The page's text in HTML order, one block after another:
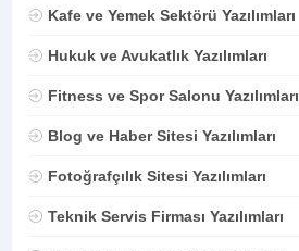
Kafe ve Yemek Sektörü Yazılımları
Hukuk ve Avukatlık Yazılımları
Fitness ve Spor Salonu Yazılımları
Blog ve Haber Sitesi Yazılımları
Fotoğrafçılık Sitesi Yazılımları
Teknik Servis Firması Yazılımları